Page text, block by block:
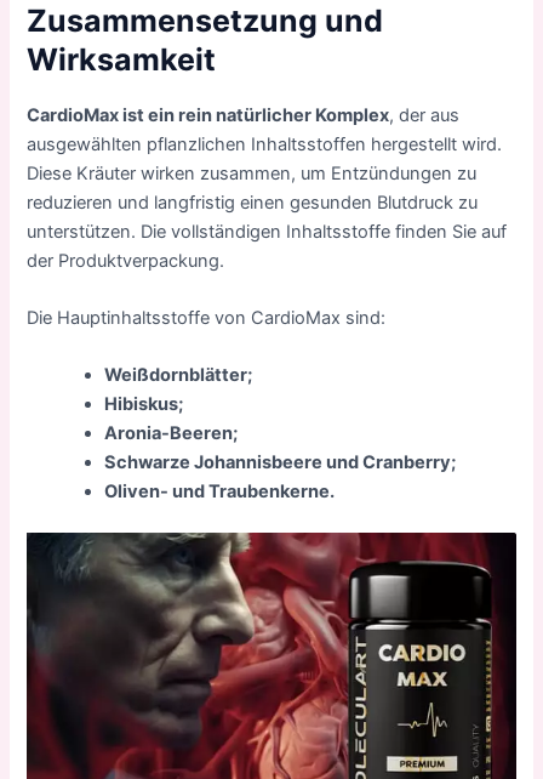
Zusammensetzung und
Wirksamkeit
CardioMax ist ein rein natürlicher Komplex, der aus
ausgewählten pflanzlichen Inhaltsstoffen hergestellt wird.
Diese Kräuter wirken zusammen, um Entzündungen zu
reduzieren und langfristig einen gesunden Blutdruck zu
unterstützen. Die vollständigen Inhaltsstoffe finden Sie auf
der Produktverpackung.
Die Hauptinhaltsstoffe von CardioMax sind:
Weißdornblätter;
Hibiskus;
Aronia-Beeren;
Schwarze Johannisbeere und Cranberry;
Oliven- und Traubenkerne.